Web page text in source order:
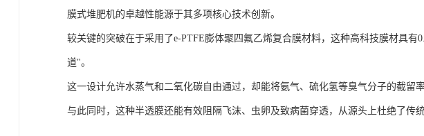
膜式堆肥机的卓越性能源于其多项核心技术创新。
较关键的突破在于采用了e-PTFE膨体聚四氟乙烯复合膜材料，这种高科技膜材具
道"。
这一设计允许水蒸气和二氧化碳自由通过，却能将氨气、硫化氢等臭气分子的截留率
与此同时，这种半透膜还能有效阻隔飞沫、虫卵及致病菌穿透，从源头上杜绝了传